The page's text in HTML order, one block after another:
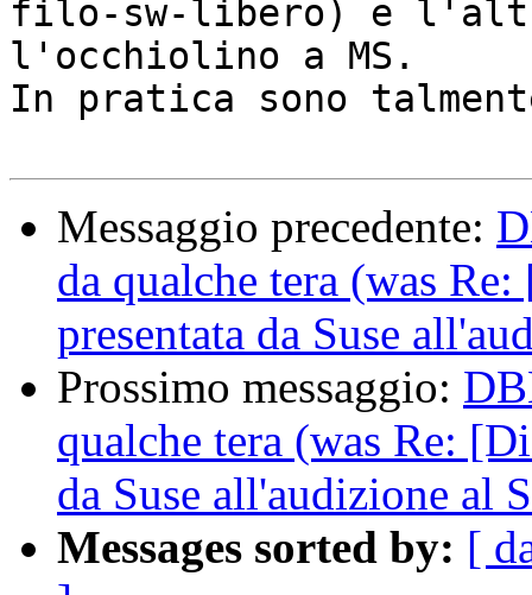
filo-sw-libero) e
l'occhiolino a MS.
In pratica sono
Messaggio precedente:
da qualche tera (was
presentata da Suse
Prossimo messaggio:
qualche tera (was Re:
da Suse all'audizione al
Messages sorted by: [